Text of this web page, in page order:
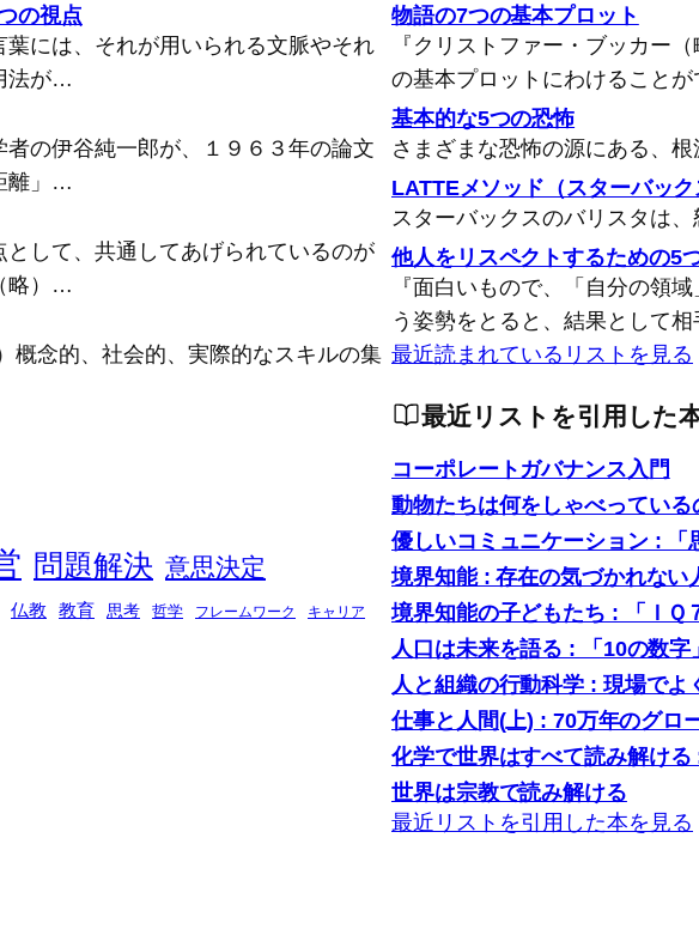
の視点
葉には、それが用いられる文脈やそれ
法が…
者の伊谷純一郎が、１９６３年の論文
離」…
として、共通してあげられているのが
略）…
概念的、社会的、実際的なスキルの集
問題解決 意思決定
仏教 教育 思考 哲学 フレームワーク キャリア
物語の7つの基本プロット
『クリストファー・ブッカー
の基本プロットにわけること
基本的な5つの恐怖
さまざまな恐怖の源にある、根
LATTEメソッド（スターバック
スターバックスのバリスタは
他人をリスペクトするための5
『面白いもので、「自分の領
う姿勢をとると、結果として
最近読まれているリストを見る
最近リストを引用した
コーポレートガバナンス入門
動物たちは何をしゃべっている
優しいコミュニケーション : 「
境界知能 : 存在の気づかれない
境界知能の子どもたち : 「ＩＱ
人口は未来を語る : 「10の数
人と組織の行動科学 : 現場でよ
仕事と人間(上) : 70万年のグロ
化学で世界はすべて読み解け
世界は宗教で読み解ける
最近リストを引用した本を見る